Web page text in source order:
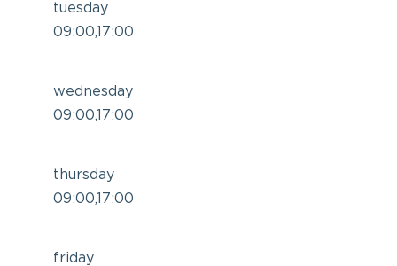
tuesday
09:00,17:00
wednesday
09:00,17:00
thursday
09:00,17:00
friday